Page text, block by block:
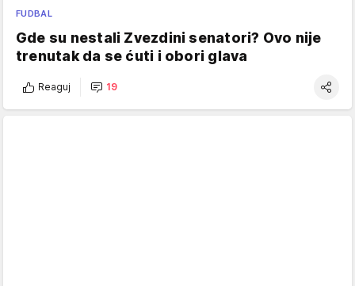
FUDBAL
Gde su nestali Zvezdini senatori? Ovo nije
trenutak da se ćuti i obori glava
Reaguj 19